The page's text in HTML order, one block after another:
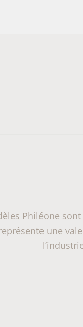
Philéone
une